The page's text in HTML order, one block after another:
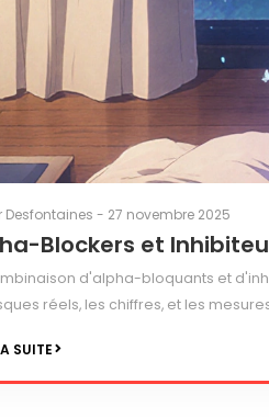
Desfontaines - 27 novembre 2025
Blockers et
d'alpha-bloquants et
réels, les chiffres, et les
SUITE